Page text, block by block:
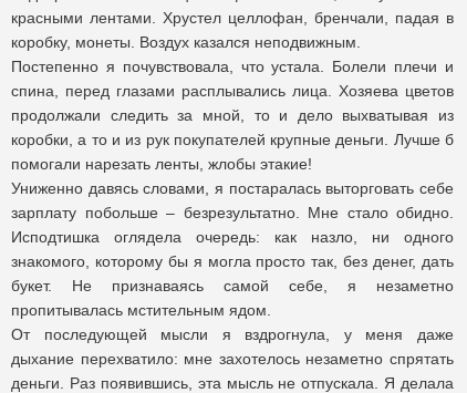
красными лентами. Хрустел целлофан, бренчали, падая в
коробку, монеты. Воздух казался неподвижным.
Постепенно я почувствовала, что устала. Болели плечи и
спина, перед глазами расплывались лица. Хозяева цветов
продолжали следить за мной, то и дело выхватывая из
коробки, а то и из рук покупателей крупные деньги. Лучше б
помогали нарезать ленты, жлобы этакие!
Униженно давясь словами, я постаралась выторговать себе
зарплату побольше – безрезультатно. Мне стало обидно.
Исподтишка оглядела очередь: как назло, ни одного
знакомого, которому бы я могла просто так, без денег, дать
букет. Не признаваясь самой себе, я незаметно
пропитывалась мстительным ядом.
От последующей мысли я вздрогнула, у меня даже
дыхание перехватило: мне захотелось незаметно спрятать
деньги. Раз появившись, эта мысль не отпускала. Я делала